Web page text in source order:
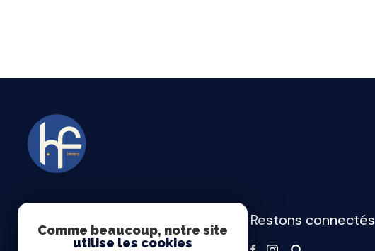
HF IMMOBILIER restons connectés
Comme beaucoup, notre site
utilise les cookies